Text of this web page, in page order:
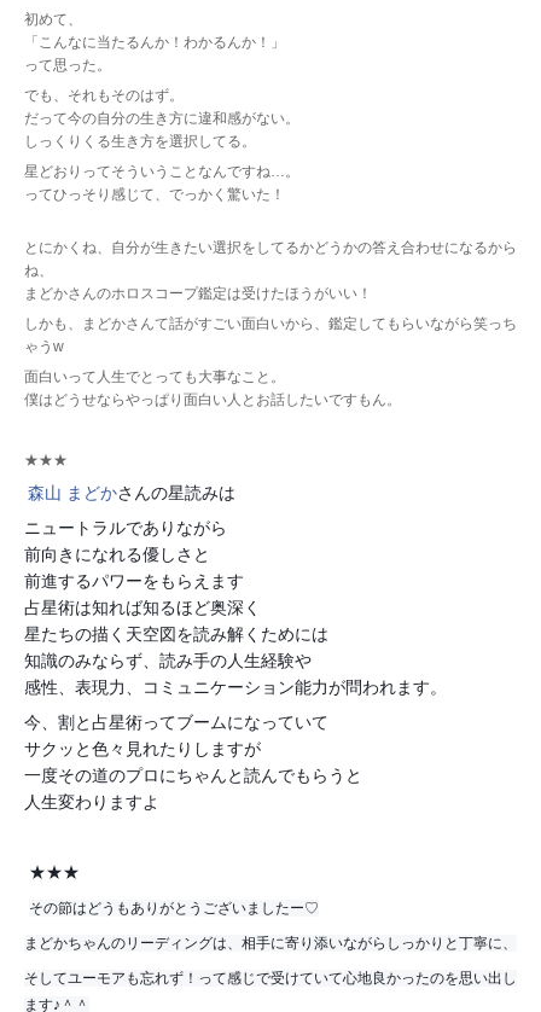
初めて、
「こんなに当たるんか！わかるんか！」
って思った。
でも、それもそのはず。
だって今の自分の生き方に違和感がない。
しっくりくる生き方を選択してる。
星どおりってそういうことなんですね…。
ってひっそり感じて、でっかく驚いた！
とにかくね、自分が生きたい選択をしてるかどうかの答え合わせになるから
ね、
まどかさんのホロスコープ鑑定は受けたほうがいい！
しかも、まどかさんて話がすごい面白いから、鑑定してもらいながら笑っち
ゃうw
面白いって人生でとっても大事なこと。
僕はどうせならやっぱり面白い人とお話したいですもん。
★★★
森山 まどかさんの星読みは
ニュートラルでありながら
前向きになれる優しさと
前進するパワーをもらえます
占星術は知れば知るほど奥深く
星たちの描く天空図を読み解くためには
知識のみならず、読み手の人生経験や
感性、表現力、コミュニケーション能力が問われます。
今、割と占星術ってブームになっていて
サクッと色々見れたりしますが
一度その道のプロにちゃんと読んでもらうと
人生変わりますよ
★★★
その節はどうもありがとうございましたー♡
まどかちゃんのリーディングは、相手に寄り添いながらしっかりと丁寧に、
そしてユーモアも忘れず！って感じで受けていて心地良かったのを思い出し
ます♪＾＾